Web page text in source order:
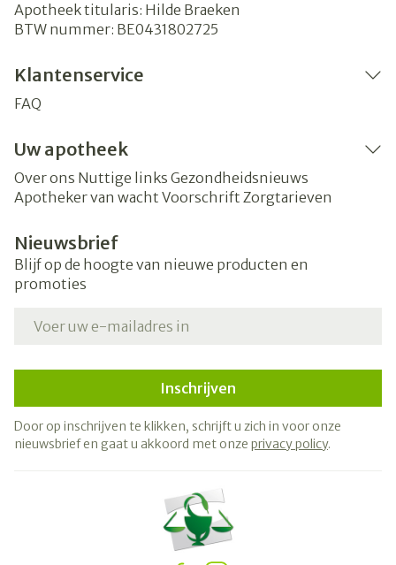
Apotheek titularis: Hilde Braeken
BTW nummer: BE0431802725
Klantenservice
FAQ
Uw apotheek
Over ons Nuttige links Gezondheidsnieuws
Apotheker van wacht Voorschrift Zorgtarieven
Nieuwsbrief
Blijf op de hoogte van nieuwe producten en
promoties
Inschrijven
Door op inschrijven te klikken, schrijft u zich in voor onze
nieuwsbrief en gaat u akkoord met onze privacy policy.